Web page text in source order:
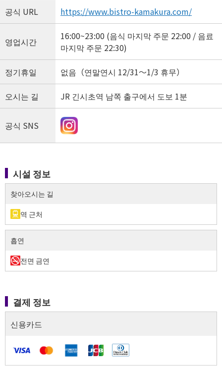
공식 URL https://www.bistro-kamakura.com/
영업시간
16:00~23:00 (음식 마지막 주문 22:00 / 음료
마지막 주문 22:30)
정기휴일 없음（연말연시 12/31〜1/3 휴무）
오시는 길 JR 긴시초역 남쪽 출구에서 도보 1분
공식 SNS
시설 정보
시설 정보（찾아오시는 길）
찾아오시는 길
역 근처
시설 정보（흡연）
흡연
전면 금연
결제 정보
신용카드